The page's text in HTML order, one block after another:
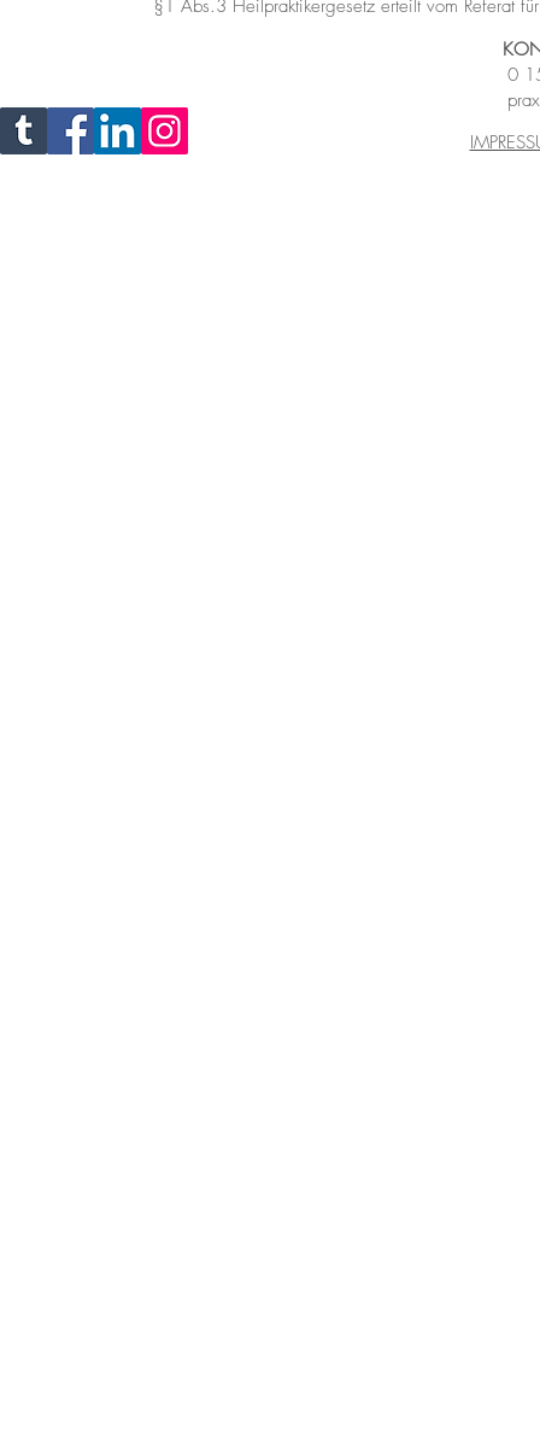
§1 Abs.3 Heilpraktikergesetz erteilt vom Referat
0